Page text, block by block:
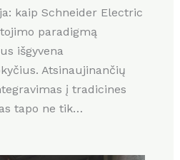
kaip Schneider Electric
paradigmą
išgyvena
Atsinaujinančių
į tradicines
tapo ne tik…